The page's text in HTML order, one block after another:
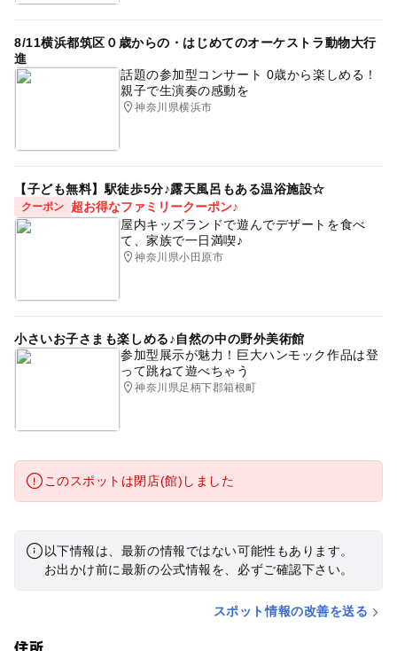
8/11横浜都筑区０歳からの・はじめてのオーケストラ動物大行
進
話題の参加型コンサート 0歳から楽しめる！
親子で生演奏の感動を
神奈川県横浜市
【子ども無料】駅徒歩5分♪露天風呂もある温浴施設☆
クーポン
超お得なファミリークーポン♪
屋内キッズランドで遊んでデザートを食べ
て、家族で一日満喫♪
神奈川県小田原市
小さいお子さまも楽しめる♪自然の中の野外美術館
参加型展示が魅力！巨大ハンモック作品は登
って跳ねて遊べちゃう
神奈川県足柄下郡箱根町
このスポットは閉店(館)しました
以下情報は、最新の情報ではない可能性もあります。
お出かけ前に最新の公式情報を、必ずご確認下さい。
スポット情報の改善を送る